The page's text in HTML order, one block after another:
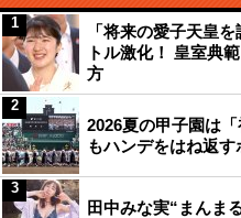
「将来の愛子天皇
トル激化！ 皇室典
方
1
2026夏の甲子園は
もハンデをはね返
2
田中みな実“まんま
3